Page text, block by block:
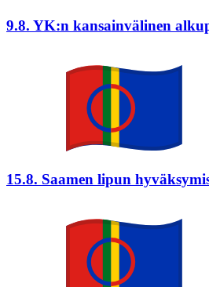
9.8. YK:n kansainvälinen
15.8. Saamen lipun